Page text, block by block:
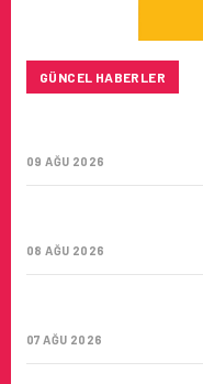
GÜNCEL HABERLER
09 AĞU 2026
08 AĞU 2026
07 AĞU 2026